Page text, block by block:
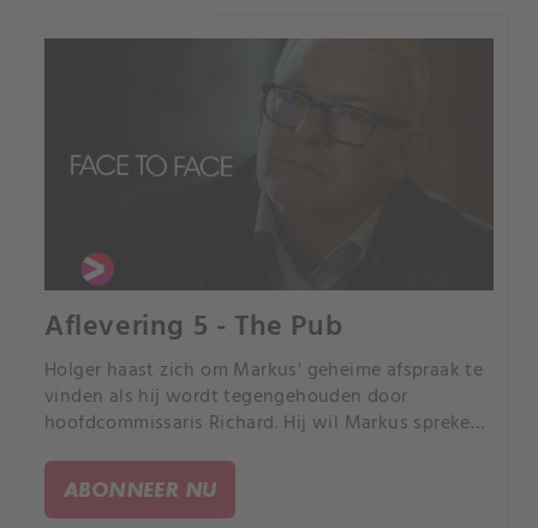
Aflevering 5 - The Pub
Holger haast zich om Markus' geheime afspraak te
vinden als hij wordt tegengehouden door
hoofdcommissaris Richard. Hij wil Markus spreken
Christina vermoordde.
ABONNEER NU